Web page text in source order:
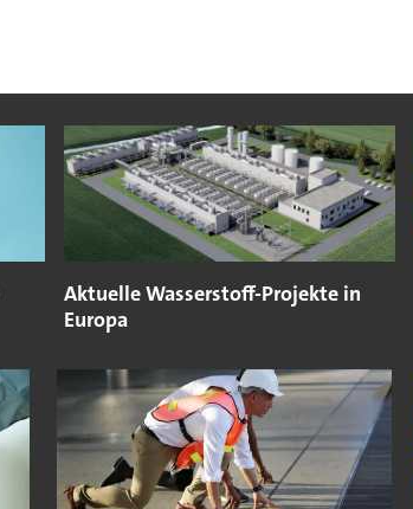
Aktuelle Wasserstoff-Projekte in
Europa